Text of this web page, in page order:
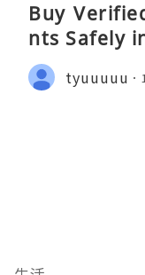
Buy
nts Safely
tyuuuuu